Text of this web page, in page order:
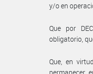
y/o en
Que por
obligatorio,
Que, en